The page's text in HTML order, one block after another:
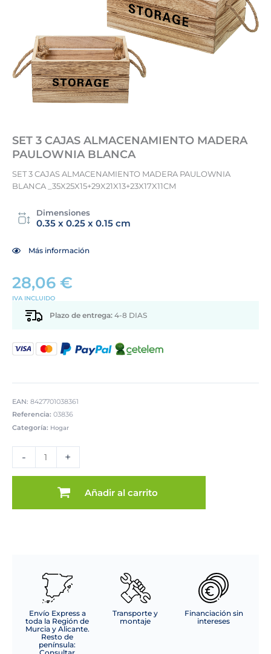
SET 3 CAJAS ALMACENAMIENTO MADERA
PAULOWNIA BLANCA
SET 3 CAJAS ALMACENAMIENTO MADERA PAULOWNIA
BLANCA _35X25X15+29X21X13+23X17X11CM
Dimensiones
0.35 x 0.25 x 0.15 cm
Más información
28,06 €
IVA INCLUIDO
Plazo de entrega: 4-8 DIAS
EAN: 8427701038361
Referencia: 03836
Categoría: Hogar
-
ALMACENAMIENTO
PAULOWNIA
BLANCA
+
Añadir al carrito
Envío Express a
toda la Región de
Murcia y Alicante.
Resto de
península:
Transporte y
montaje
Financiación sin
intereses